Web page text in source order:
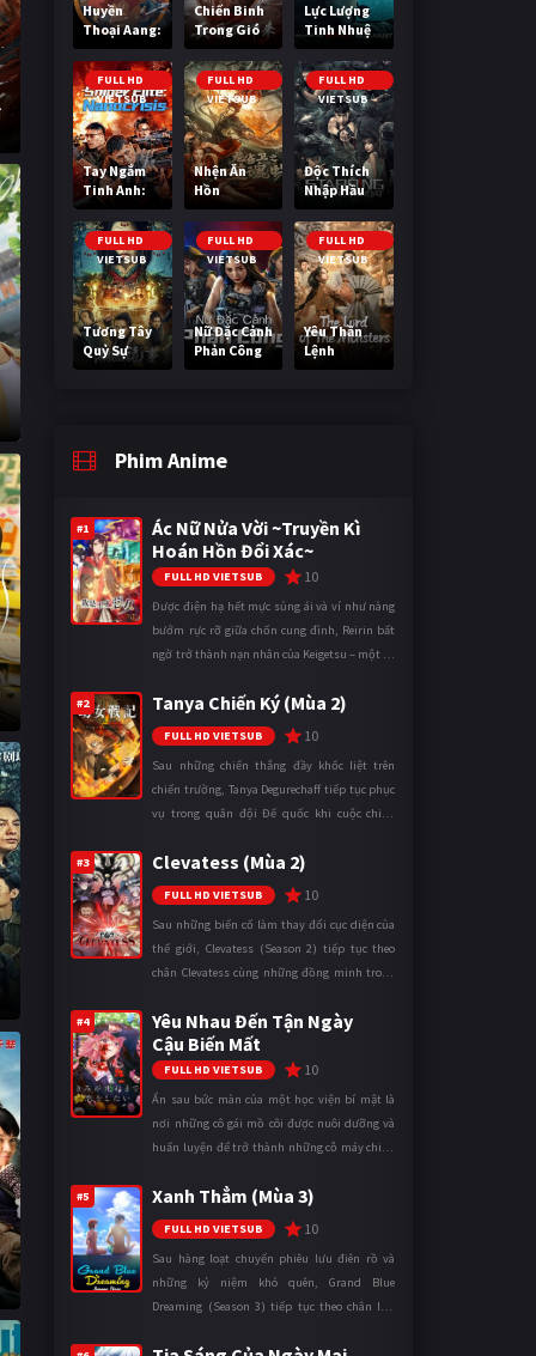
Huyền
Thoại Aang:
Tiết Khí Sư
Cuối Cùng
Chiến Binh
Trong Gió
Lực Lượng
Tinh Nhuệ
FULL HD
VIETSUB
Tay Ngắm
Tinh Anh:
Nguy Cơ
Nano
FULL HD
VIETSUB
Nhện Ăn
Hồn
FULL HD
VIETSUB
Độc Thích
Nhập Hầu
FULL HD
VIETSUB
Tương Tây
Quỷ Sự
FULL HD
VIETSUB
Nữ Đặc Cảnh
Phản Công
FULL HD
VIETSUB
Yêu Thần
Lệnh
Phim Anime
#1
Ác Nữ Nửa Vời ~Truyền Kì
Hoán Hồn Đổi Xác~
FULL HD VIETSUB 10
Được điện hạ hết mực sủng ái và ví như nàng
bướm rực rỡ giữa chốn cung đình, Reirin bất
ngờ trở thành nạn nhân của Keigetsu – một kẻ
thuật để hoán đổi th ...
#2 Tanya Chiến Ký (Mùa 2)
FULL HD VIETSUB 10
Sau những chiến thắng đầy khốc liệt trên
chiến trường, Tanya Degurechaff tiếp tục phục
vụ trong quân đội Đế quốc khi cuộc chiến
mặt trận. Dù sở hữu tài năn ...
#3 Clevatess (Mùa 2)
FULL HD VIETSUB 10
Sau những biến cố làm thay đổi cục diện của
thế giới, Clevatess (Season 2) tiếp tục theo
chân Clevatess cùng những đồng minh trong
loại đến bờ vực diệ ...
#4
Yêu Nhau Đến Tận Ngày
Cậu Biến Mất
FULL HD VIETSUB 10
Ẩn sau bức màn của một học viện bí mật là
nơi những cô gái mồ côi được nuôi dưỡng và
huấn luyện để trở thành những cỗ máy chiến
được xem là điều hiển nh ...
#5 Xanh Thẳm (Mùa 3)
FULL HD VIETSUB 10
Sau hàng loạt chuyến phiêu lưu điên rồ và
những kỷ niệm khó quên, Grand Blue
Dreaming (Season 3) tiếp tục theo chân Iori